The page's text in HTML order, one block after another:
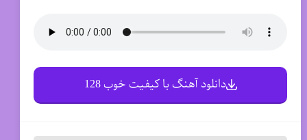
دانلود آهنگ با کیفیت خوب 128